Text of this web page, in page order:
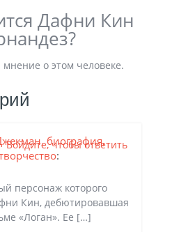
Дафни Кин
о этом человеке.
биография,
:
персонаж которого
Кин, дебютировавшая
«Логан». Ее […]
Войдите, чтобы ответить